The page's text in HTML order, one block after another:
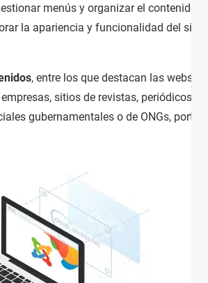
menús y organizar el contenido de
la apariencia y funcionalidad del sitio,
, entre los que destacan las webs o
sitios de revistas, periódicos y
gubernamentales o de ONGs,